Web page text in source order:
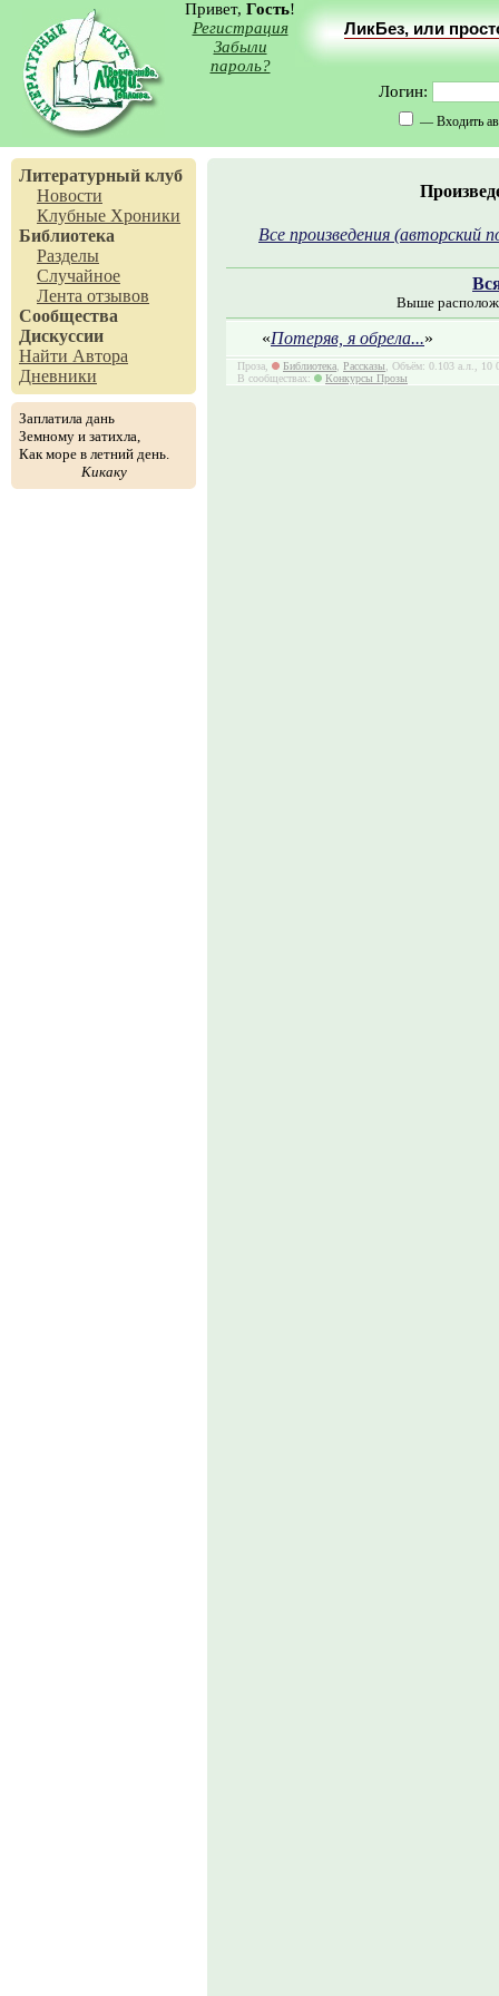
Привет, Гость!
Регистрация
Забыли
пароль?
ЛикБез, или
Логин:
— Входить
Литературный клуб
Новости
Клубные Хроники
Библиотека
Разделы
Случайное
Лента отзывов
Сообщества
Дискуссии
Найти Автора
Дневники
Заплатила дань
Земному и затихла,
Как море в летний день.
Кикаку
Все произведения (авторский
Выше
«Потеряв, я обрела...»
Проза, Библиотека, Рассказы, Объём: 0.103 а.л., 10
В сообществах:
Конкурсы Прозы